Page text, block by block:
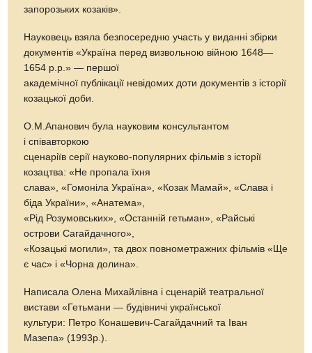
запорозьких козаків».
Науковець взяла безпосередню участь у виданні збірки
документів «Україна перед визвольною війною 1648—
1654 р.р.» — першої
академічної публікації невідомих доти документів з історії
козацької доби.
О.М.Апанович була науковим консультантом
і співавторкою
сценаріїв серії науково-популярних фільмів з історії
козацтва: «Не пропала їхня
слава», «Гомоніла Україна», «Козак Мамай», «Слава і
біда України», «Анатема»,
«Рід Розумовських», «Останній гетьман», «Райські
острови Сагайдачного»,
«Козацькі могили», та двох повнометражних фільмів «Ще
є час» і «Чорна долина».
Написала Олена Михайлівна і сценарій театральної
вистави «Гетьмани — будівничі української
культури: Петро Конашевич-Сагайдачний та Іван
Мазепа» (1993р.).